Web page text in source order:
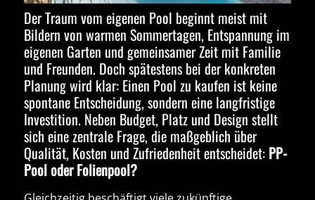
Der Traum vom eigenen Pool beginnt meist mit
Bildern von warmen Sommertagen, Entspannung im
eigenen Garten und gemeinsamer Zeit mit Familie
und Freunden. Doch spätestens bei der konkreten
Planung wird klar: Einen Pool zu kaufen ist keine
spontane Entscheidung, sondern eine langfristige
Investition. Neben Budget, Platz und Design stellt
sich eine zentrale Frage, die maßgeblich über
Qualität, Kosten und Zufriedenheit entscheidet: PP-
Pool oder Folienpool?